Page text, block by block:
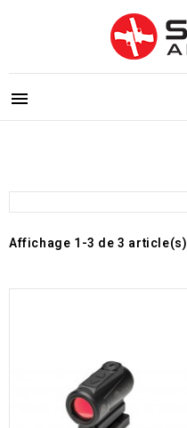

Affichage 1-3 de 3 article(s)